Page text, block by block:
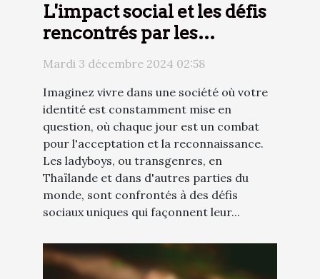
L'impact social et les défis
rencontrés par les
ladyboys au quotidien
Mardi 3 décembre 2024 02:58
Imaginez vivre dans une société où votre
identité est constamment mise en
question, où chaque jour est un combat
pour l'acceptation et la reconnaissance.
Les ladyboys, ou transgenres, en
Thaïlande et dans d'autres parties du
monde, sont confrontés à des défis
sociaux uniques qui façonnent leur...